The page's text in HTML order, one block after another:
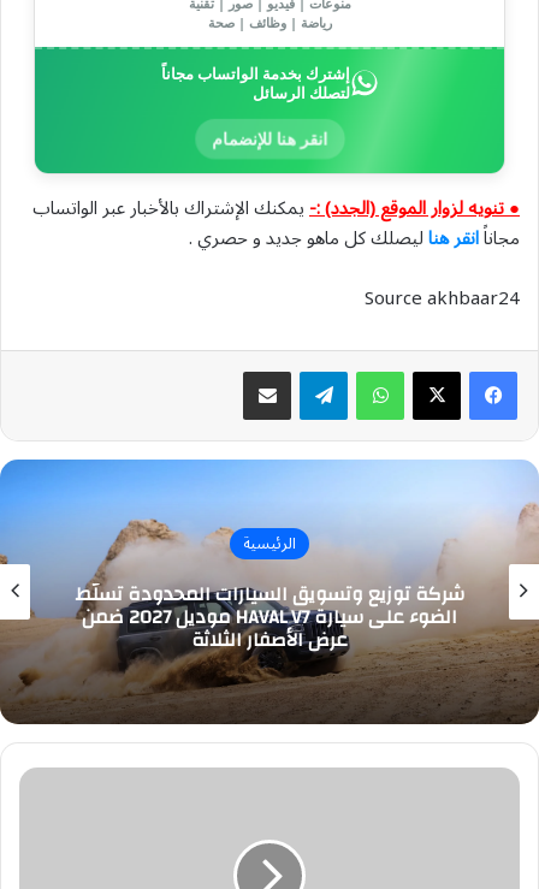
رياضة | وظائف | صحة
إشترك بخدمة الواتساب مجاناً
لتصلك الرسائل
انقر هنا للإنضمام
● تنويه لزوار الموقع (الجدد) :-يمكنك الإشتراك بالأخبار عبر الواتساب
مجاناًانقر هناليصلك كل ماهو جديد و حصري .
Source akhbaar24
واتسابتيلقرام مشاركة عبر البريد
الرئيسية
شركة توزيع وتسويق السيارات المحدودة تسلّط
الضوء على سيارة HAVAL V7 موديل 2027 ضمن
عرض الأصفار الثلاثة
طبيب